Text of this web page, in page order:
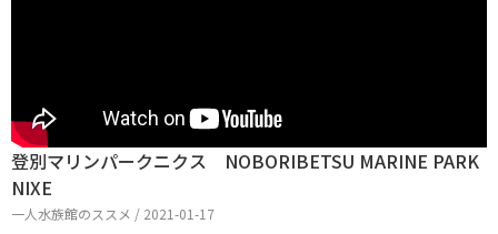
登別マリンパークニクス NOBORIBETSU MARINE PARK
NIXE
一人水族館のススメ / 2021-01-17